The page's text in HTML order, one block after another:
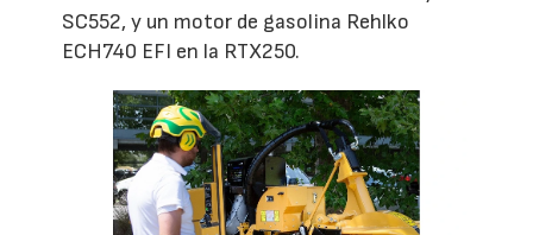
SC552, y un motor de gasolina Rehlko
ECH740 EFI en la RTX250.